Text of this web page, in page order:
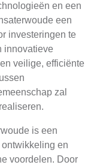
en een
een
investeringen te
innovatieve
veilige, efficiënte
zal
is een
en
voordelen. Door